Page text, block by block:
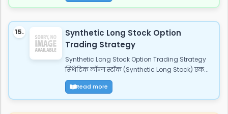
15.
Synthetic Long Stock Option
Trading Strategy
Synthetic Long Stock Option Trading Strategy
सिंथेटिक लॉन्ग स्टॉक (Synthetic Long Stock) एक...
Read more